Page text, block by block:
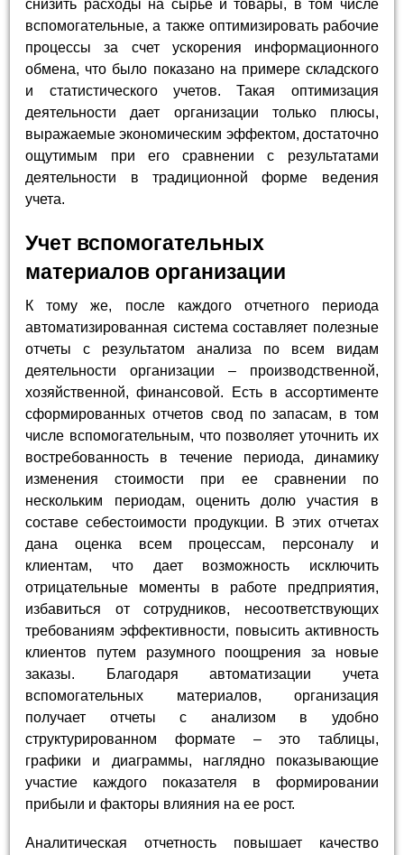
снизить расходы на сырье и товары, в том числе
вспомогательные, а также оптимизировать рабочие
процессы за счет ускорения информационного
обмена, что было показано на примере складского
и статистического учетов. Такая оптимизация
деятельности дает организации только плюсы,
выражаемые экономическим эффектом, достаточно
ощутимым при его сравнении с результатами
деятельности в традиционной форме ведения
учета.
Учет вспомогательных
материалов организации
К тому же, после каждого отчетного периода
автоматизированная система составляет полезные
отчеты с результатом анализа по всем видам
деятельности организации – производственной,
хозяйственной, финансовой. Есть в ассортименте
сформированных отчетов свод по запасам, в том
числе вспомогательным, что позволяет уточнить их
востребованность в течение периода, динамику
изменения стоимости при ее сравнении по
нескольким периодам, оценить долю участия в
составе себестоимости продукции. В этих отчетах
дана оценка всем процессам, персоналу и
клиентам, что дает возможность исключить
отрицательные моменты в работе предприятия,
избавиться от сотрудников, несоответствующих
требованиям эффективности, повысить активность
клиентов путем разумного поощрения за новые
заказы. Благодаря автоматизации учета
вспомогательных материалов, организация
получает отчеты с анализом в удобно
структурированном формате – это таблицы,
графики и диаграммы, наглядно показывающие
участие каждого показателя в формировании
прибыли и факторы влияния на ее рост.
Аналитическая отчетность повышает качество